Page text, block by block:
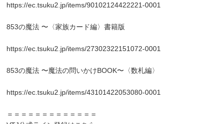
https://ec.tsuku2.jp/items/90102124422221-0001
853の魔法 〜〈家族カード編〉書籍版
https://ec.tsuku2.jp/items/27302322151072-0001
853の魔法 〜魔法の問いかけBOOK〜〈数札編〉
https://ec.tsuku2.jp/items/43101422053080-0001
＝＝＝＝＝＝＝＝＝＝＝＝＝